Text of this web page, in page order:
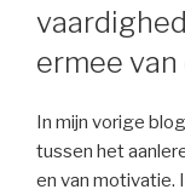
ermee
In mijn vorige
tussen het
en van motivatie.